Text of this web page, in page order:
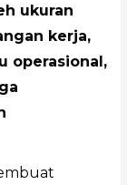
ukuran
kerja,
operasional,